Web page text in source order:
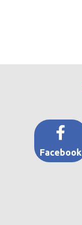
Facebook